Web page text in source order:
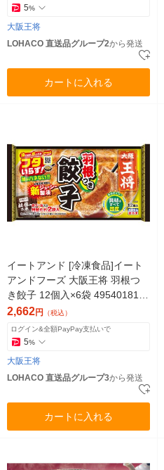
5%
大阪王将
LOHACO 直送品グループ2から発送
カートに入れる
イートアンド [冷凍食品]イート
アンドフーズ 大阪王将 羽根つ
き餃子 12個入×6袋 495401812
9122（直送品）
2,662円 （税込）
ログイン&全額PayPay支払いで
5%
大阪王将
LOHACO 直送品グループ3から発送
カートに入れる